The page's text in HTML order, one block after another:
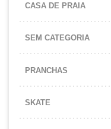
CASA DE PRAIA
SEM CATEGORIA
PRANCHAS
SKATE